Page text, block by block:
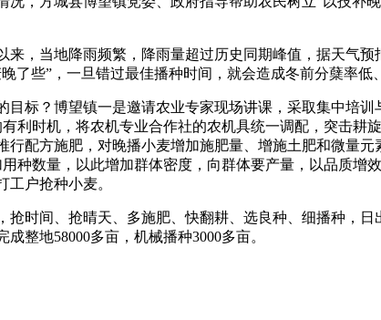
当地降雨频繁，降雨量超过历史同期峰值，据天气预
晚了些”，一旦错过最佳播种时间，就会造成冬前分蘖率低
？博望镇一是邀请农业专家现场讲课，采取集中培训
利时机，将农机专业合作社的农机具统一调配，突击耕
配方施肥，对晚播小麦增加施肥量、增施土肥和微量
种数量，以此增加群体密度，向群体要产量，以品质增
户抢种小麦。
间、抢晴天、多施肥、快翻耕、选良种、细播种，日
整地58000多亩，机械播种3000多亩。